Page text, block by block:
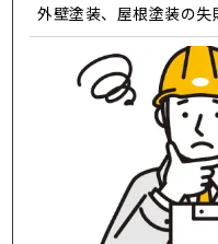
外壁塗装、屋根塗装の